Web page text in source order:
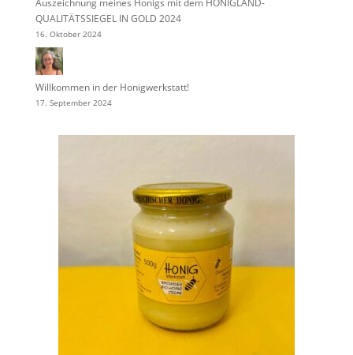
Auszeichnung meines Honigs mit dem HONIGLAND-
QUALITÄTSSIEGEL IN GOLD 2024
16. Oktober 2024
Willkommen in der Honigwerkstatt!
17. September 2024